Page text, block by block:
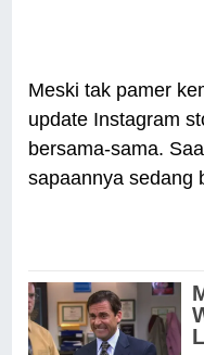
Meski tak pamer
update Instagram
bersama-sama.
sapaannya sedang